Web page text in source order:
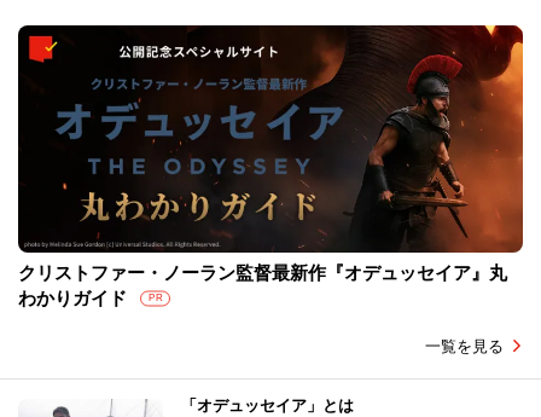
クリストファー・ノーラン監督最新作『オデュッセイア』丸
わかりガイド
PR
一覧を見る
「オデュッセイア」とは